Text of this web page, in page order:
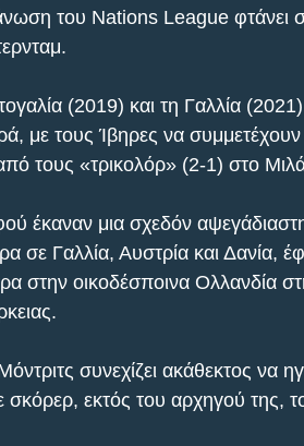
του Nations League φτάνει
(2019) και τη Γαλλία
με τους Ίβηρες να
από τους «τρικολόρ» (2-1) στο
έκαναν μια σχεδόν
σε Γαλλία, Αυστρία και Δανία,
στην οικοδέσποινα Ολλανδία
συνεχίζει ακάθεκτος να
σκόρερ, εκτός του αρχηγού της,